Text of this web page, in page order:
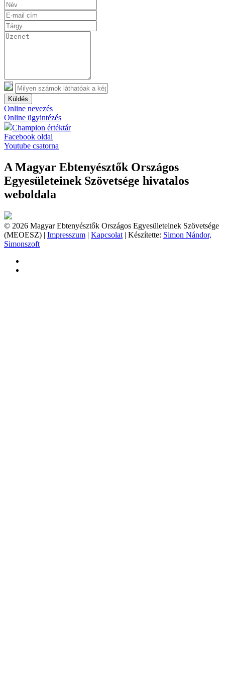
Küldés
Online nevezés
Online ügyintézés
Champion értéktár
Facebook oldal
Youtube csatorna
A Magyar Ebtenyésztők Országos
Egyesületeinek Szövetsége hivatalos
weboldala
© 2026 Magyar Ebtenyésztők Országos Egyesületeinek Szövetsége
(MEOESZ) | Impresszum | Kapcsolat | Készítette: Simon Nándor,
Simonszoft